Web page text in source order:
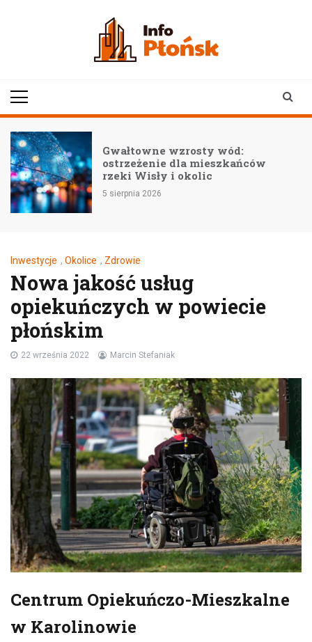
Gwałtowne wzrosty wód:
ostrzeżenie dla mieszkańców
rzeki Wisły i okolic
5 sierpnia 2026
Inwestycje , Okolice , Zdrowie
Nowa jakość usług
opiekuńczych w powiecie
płońskim
22 września 2022 Marcin Stefaniak
Centrum Opiekuńczo-Mieszkalne
w Karolinowie